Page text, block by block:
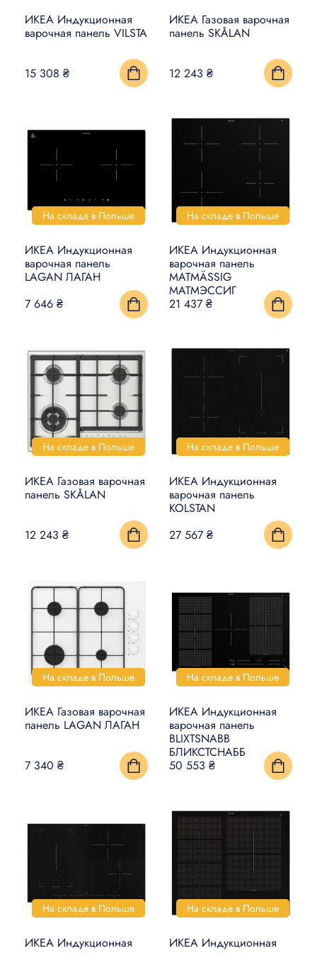
УМНЫЙ ДОМ
БЫТОВАЯ ЭЛЕКТРОНИКА
ИКЕА Индукционная
варочная панель VILSTA
15 308 ₴
ИКЕА Газовая варочная
панель SKÅLAN
12 243 ₴
На складе в Польше
ИКЕА Индукционная
варочная панель
LAGAN ЛАГАН
7 646 ₴
На складе в Польше
ИКЕА Индукционная
варочная панель
MATMÄSSIG
МАТМЭССИГ
21 437 ₴
На складе в Польше
ИКЕА Газовая варочная
панель SKÅLAN
12 243 ₴
На складе в Польше
ИКЕА Индукционная
варочная панель
KOLSTAN
27 567 ₴
На складе в Польше
ИКЕА Газовая варочная
панель LAGAN ЛАГАН
7 340 ₴
На складе в Польше
ИКЕА Индукционная
варочная панель
BLIXTSNABB
БЛИКСТСНАББ
50 553 ₴
На складе в Польше
ИКЕА Индукционная
На складе в Польше
ИКЕА Индукционная